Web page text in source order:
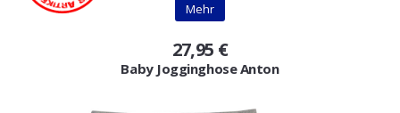
KONFIGURATOR
Mehr
27,95 €
Baby Jogginghose Anton